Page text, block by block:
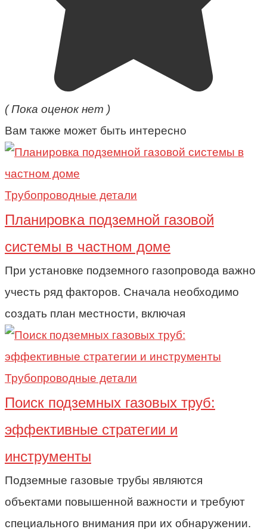
( Пока оценок нет )
Вам также может быть интересно
Трубопроводные детали
Планировка подземной газовой
системы в частном доме
При установке подземного газопровода важно
учесть ряд факторов. Сначала необходимо
создать план местности, включая
Трубопроводные детали
Поиск подземных газовых труб:
эффективные стратегии и
инструменты
Подземные газовые трубы являются
объектами повышенной важности и требуют
специального внимания при их обнаружении.